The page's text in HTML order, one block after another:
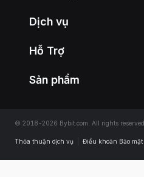
Dịch vụ
Hỗ Trợ
Sản phẩm
© 2018-2026 Bybit.com. All rights reserved.
Thỏa thuận dịch vụ Điều khoản Bảo mật